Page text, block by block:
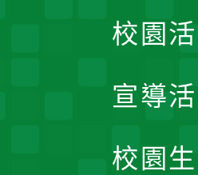
校園
宣導
校園